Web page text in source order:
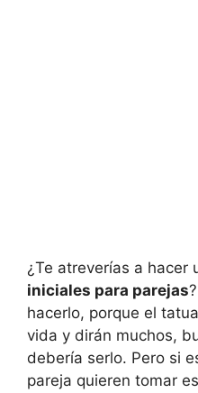
¿Te atreverías a hacer
iniciales para parejas
hacerlo, porque el
vida y dirán muchos,
debería serlo. Pero si
pareja quieren tomar